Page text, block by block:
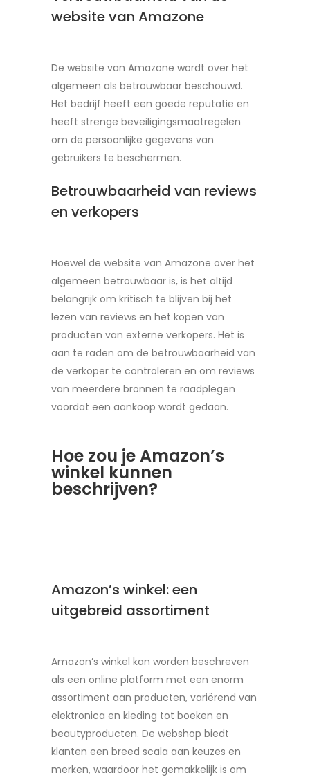
website van Amazone
De website van Amazone wordt over het
algemeen als betrouwbaar beschouwd.
Het bedrijf heeft een goede reputatie en
heeft strenge beveiligingsmaatregelen
om de persoonlijke gegevens van
gebruikers te beschermen.
Betrouwbaarheid van reviews
en verkopers
Hoewel de website van Amazone over het
algemeen betrouwbaar is, is het altijd
belangrijk om kritisch te blijven bij het
lezen van reviews en het kopen van
producten van externe verkopers. Het is
aan te raden om de betrouwbaarheid van
de verkoper te controleren en om reviews
van meerdere bronnen te raadplegen
voordat een aankoop wordt gedaan.
Hoe zou je Amazon’s
winkel kunnen
beschrijven?
Amazon’s winkel: een
uitgebreid assortiment
Amazon’s winkel kan worden beschreven
als een online platform met een enorm
assortiment aan producten, variërend van
elektronica en kleding tot boeken en
beautyproducten. De webshop biedt
klanten een breed scala aan keuzes en
merken, waardoor het gemakkelijk is om